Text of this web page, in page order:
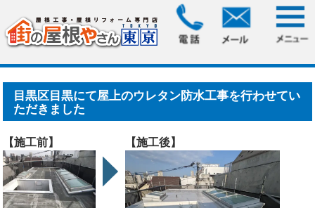
> 目黒区目黒にて屋上のウレタン防水工事
を行わせていただきました.....
目黒区目黒にて屋上のウレタン防水工事を行わせてい
ただきました
【施工前】 【施工後】